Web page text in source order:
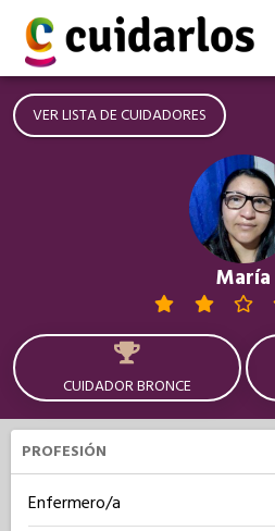
VER LISTA DE CUIDADORES
María
CUIDADOR BRONCE
PROFESIÓN
Enfermero/a